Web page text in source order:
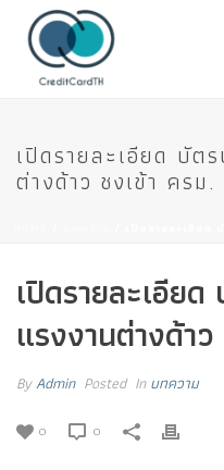
เปิดรายละเอียด บัต
ต่างด้าว ชงเข้า ครม.
เปิดรายละเอีย
แรงงานต่างด้า
ByAdmin Posted Inบทความ
0 0